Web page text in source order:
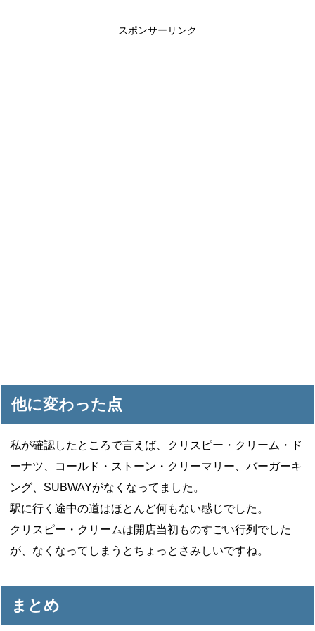
スポンサーリンク
他に変わった点
私が確認したところで言えば、クリスピー・クリーム・ド
ーナツ、コールド・ストーン・クリーマリー、バーガーキ
ング、SUBWAYがなくなってました。
駅に行く途中の道はほとんど何もない感じでした。
クリスピー・クリームは開店当初ものすごい行列でした
が、なくなってしまうとちょっとさみしいですね。
まとめ